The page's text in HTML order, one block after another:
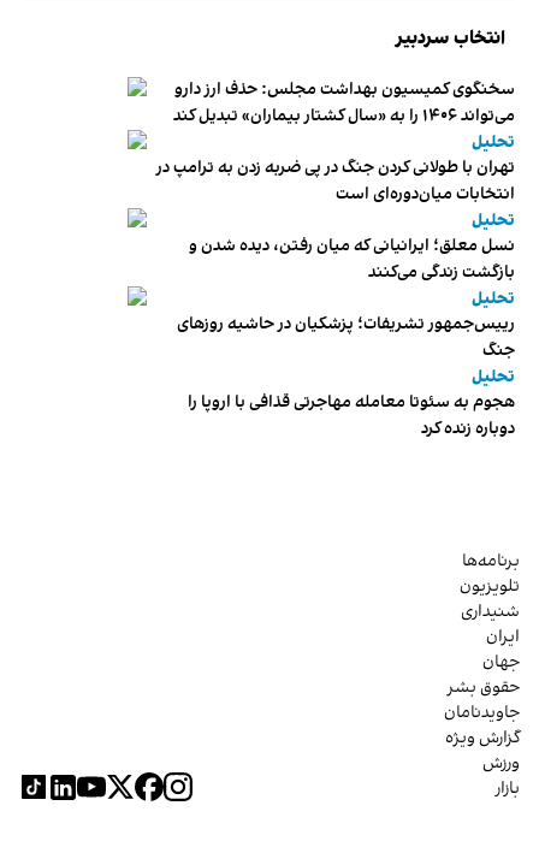
انتخاب سردبیر
سخنگوی کمیسیون بهداشت مجلس: حذف ارز دارو
می‌تواند ۱۴۰۶ را به «سال کشتار بیماران» تبدیل کند
تحلیل
تهران با طولانی کردن جنگ در پی ضربه زدن به ترامپ در
انتخابات میان‌دوره‌ای است
تحلیل
نسل معلق؛ ایرانیانی که میان رفتن، دیده شدن و
بازگشت زندگی می‌کنند
تحلیل
رییس‌جمهور تشریفات؛ پزشکیان در حاشیه روزهای
جنگ
تحلیل
هجوم به سئوتا معامله مهاجرتی قذافی با اروپا را
دوباره زنده کرد
برنامه‌ها
تلویزیون
شنیداری
ایران
جهان
حقوق بشر
جاویدنامان
گزارش ویژه
ورزش
بازار